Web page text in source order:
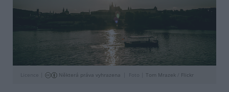
Licence | Některá práva vyhrazena Foto | Tom Mrazek Flickr